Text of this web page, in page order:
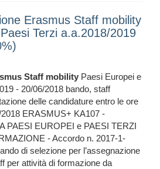
Erasmus Staff mobility
Terzi a.a.2018/2019
Staff mobility Paesi Europei e
- 20/06/2018 bando, staff
delle candidature entro le ore
ERASMUS+ KA107 -
PAESI EUROPEI e PAESI TERZI
- Accordo n. 2017-1-
di selezione per l’assegnazione
per attività di formazione da